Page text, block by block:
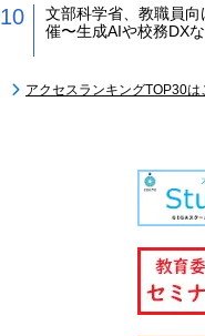
文部科学省、教職員
催〜生成AIや校務DX
アクセスランキングTOP30は